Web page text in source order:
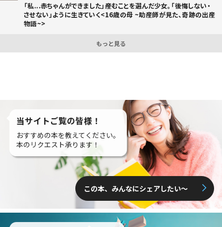
「私...赤ちゃんができました」――産むことを選んだ少女。「後悔しない・
させない」ように生きていく<16歳の母 ~助産師が見た、奇跡の出産
物語~>
もっと見る
当サイトご覧の皆様！
おすすめの本を教えてください。
本のリクエスト承ります！
この本、みんなにシェアしたい〜